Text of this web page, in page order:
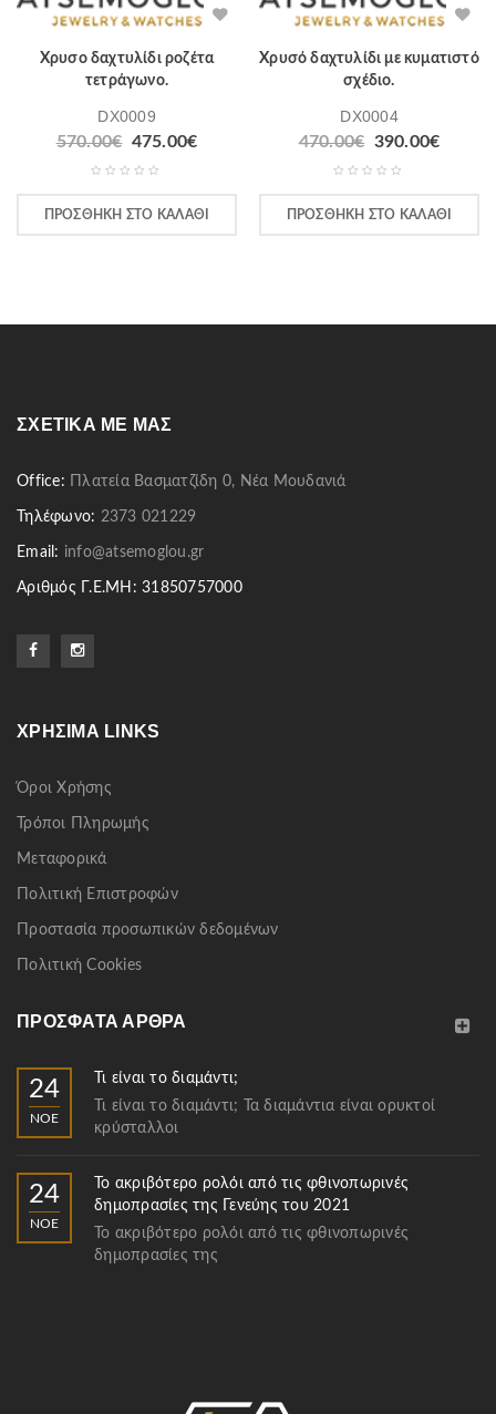
Χρυσο δαχτυλίδι ροζέτα
τετράγωνο.
DX0009
570.00€ 475.00€
ΠΡΟΣΘΉΚΗ ΣΤΟ ΚΑΛΆΘΙ
Χρυσό δαχτυλίδι με κυματιστό
σχέδιο.
DX0004
470.00€ 390.00€
ΠΡΟΣΘΉΚΗ ΣΤΟ ΚΑΛΆΘΙ
ΣΧΕΤΙΚΆ ΜΕ ΜΑΣ
Office: Πλατεία Βασματζίδη 0, Νέα Μουδανιά
Τηλέφωνο: 2373 021229
Email: info@atsemoglou.gr
Αριθμός Γ.Ε.ΜΗ: 31850757000
ΧΡΉΣΙΜΑ LINKS
Όροι Χρήσης
Τρόποι Πληρωμής
Μεταφορικά
Πολιτική Επιστροφών
Προστασία προσωπικών δεδομένων
Πολιτική Cookies
ΠΡΌΣΦΑΤΑ ΆΡΘΡΑ
24
ΝΟΈ
Τι είναι το διαμάντι;
Τι είναι το διαμάντι; Τα διαμάντια είναι ορυκτοί
κρύσταλλοι
24
ΝΟΈ
Το ακριβότερο ρολόι από τις φθινοπωρινές
δημοπρασίες της Γενεύης του 2021
Το ακριβότερο ρολόι από τις φθινοπωρινές
δημοπρασίες της